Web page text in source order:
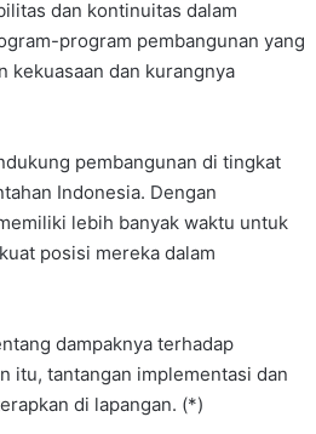
dan kontinuitas dalam
program pembangunan yang
kekuasaan dan kurangnya
pembangunan di tingkat
Indonesia. Dengan
lebih banyak waktu untuk
posisi mereka dalam
dampaknya terhadap
itu, tantangan implementasi dan
di lapangan. (*)